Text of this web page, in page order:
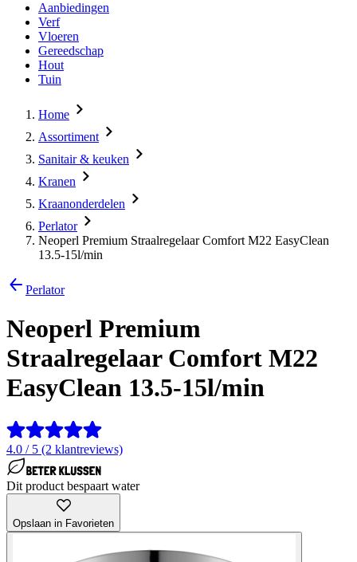
Aanbiedingen
Verf
Vloeren
Gereedschap
Hout
Tuin
Home
Assortiment
Sanitair & keuken
Kranen
Kraanonderdelen
Perlator
Neoperl Premium Straalregelaar Comfort M22 EasyClean
13.5-15l/min
Perlator
Neoperl Premium
Straalregelaar Comfort M22
EasyClean 13.5-15l/min
4.0 / 5 (2 klantreviews)
Dit product bespaart water
Opslaan in Favorieten